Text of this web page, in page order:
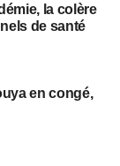
la colère
de santé
en congé,